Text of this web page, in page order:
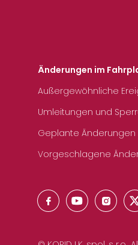
Änderungen im
Außergewöhnliche
Umleitungen und
Geplante Änderungen
Vorgeschlagene